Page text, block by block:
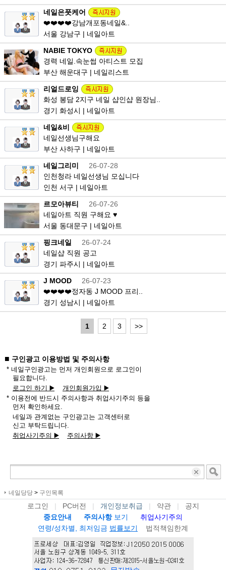
네일은풋케어
❤️❤️❤️❤️강남개포동네일&..
서울 강남구 | 네일아트
NABIE TOKYO
경력 네일.속눈썹 아티스트 모집
부산 해운대구 | 네일리스트
리얼드로잉
화성 봉담 2지구 네일 샵인샵 원장님..
경기 화성시 | 네일아트
네일&비
네일선생님구해요
부산 사하구 | 네일아트
네일그리미
26-07-28
인천청라 네일선생님 모십니다
인천 서구 | 네일아트
르모아뷰티
26-07-26
네일아트 직원 구해요 ♥
서울 동대문구 | 네일아트
핑크네일
26-07-24
네일샵 직원 공고
경기 파주시 | 네일아트
J MOOD
26-07-23
❤️❤️❤️❤️정자동 J MOOD 프리..
경기 성남시 | 네일아트
1 2 3 >>
■ 구인광고 이용방법 및 주의사항
* 네일구인광고는 먼저 개인회원으로 로그인이
필요합니다.
로그인 하기 ▶️
개인회원가입 ▶️
* 이용전에 반드시 주의사항과 취업사기주의 등을
먼저 확인하세요.
네일과 관계없는 구인광고는 고객센터로
신고 부탁드립니다.
취업사기주의 ▶️
주의사항 ▶️
네일당당 > 구인목록
로그인 | PC버전 | 개인정보취급 | 약관 |
공지
중요안내
주의사항 보기
취업사기주의
연령/성차별, 최저임금 법률보기 법적책임한계